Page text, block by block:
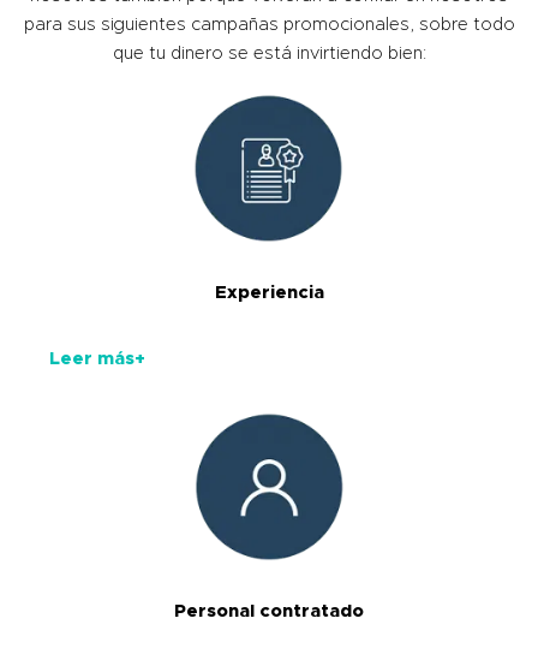
para sus siguientes campañas promocionales, sobre todo
que tu dinero se está invirtiendo bien:
Experiencia
Leer más+
Personal contratado